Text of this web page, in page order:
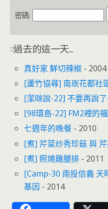
密碼:
::過去的這一天...
真好家 鮮切辣椒 - 2004
[蘆竹協尋] 南崁花都社
[潔咪說-22] 不要再說
[98環島-22] FM2裡的
七週年的晚餐 - 2010
[煮] 芹菜炒秀珍菇 與
[煮] 照燒雞腿排 - 2011
[Camp-30 南投信義 天
基因 - 2014